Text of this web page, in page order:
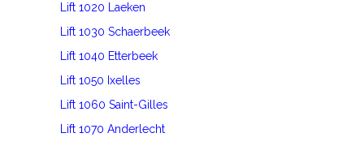
Lift 1020 Laeken
Lift 1030 Schaerbeek
Lift 1040 Etterbeek
Lift 1050 Ixelles
Lift 1060 Saint-Gilles
Lift 1070 Anderlecht